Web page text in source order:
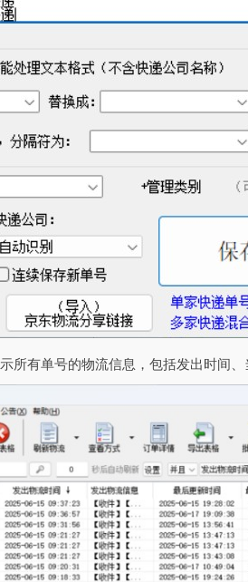
所有单号的物流信息，包括发出时间